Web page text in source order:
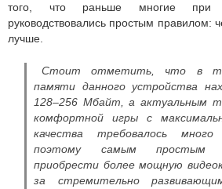
того, что раньше многие при
руководствовались простым правилом:
лучше.
Стоит отметить, что в
памяти данного устройства
128–256 Мбайт, а актуальным
комфортной игры с
качества требовалось
поэтому самым простым
приобрести более мощную
за стремительно